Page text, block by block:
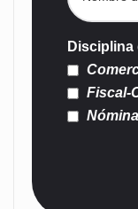
Disciplina
Fiscal-